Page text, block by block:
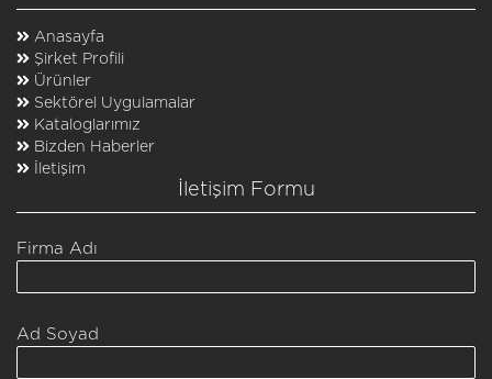
Anasayfa
Şirket Profili
Ürünler
Sektörel Uygulamalar
Kataloglarımız
Bizden Haberler
İletişim
İletişim Formu
Firma Adı
Ad Soyad